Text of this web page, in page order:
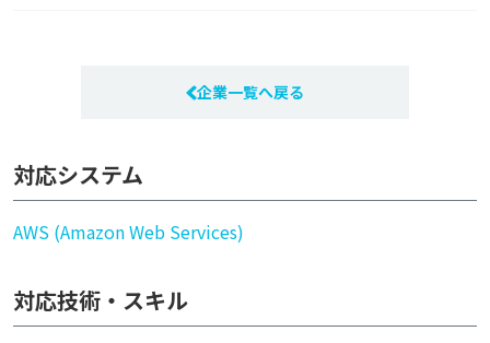
企業一覧へ戻る
対応システム
AWS (Amazon Web Services)
対応技術・スキル